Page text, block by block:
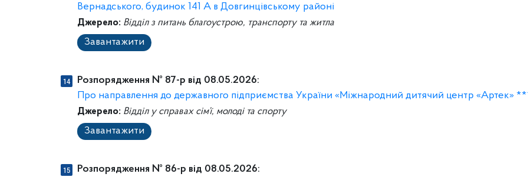
Вернадського, будинок 141 А в Довгинцівському районі
Джерело: Відділ з питань благоустрою, транспорту та житла
Завантажити
Розпорядження № 87-р від 08.05.2026:
Про направлення до державного підприємства України «Міжнародний дитячий центр «Артек»
Джерело: Відділ у справах сім’ї, молоді та спорту
Завантажити
Розпорядження № 86-р від 08.05.2026: